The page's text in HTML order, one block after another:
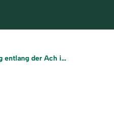
Familienwanderung entlang der Ach in Fischen